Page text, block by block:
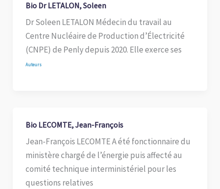
Bio Dr LETALON, Soleen
Dr Soleen LETALON Médecin du travail au
Centre Nucléaire de Production d’Électricité
(CNPE) de Penly depuis 2020. Elle exerce ses
Auteurs
Bio LECOMTE, Jean-François
Jean-François LECOMTE A été fonctionnaire du
ministère chargé de l’énergie puis affecté au
comité technique interministériel pour les
questions relatives